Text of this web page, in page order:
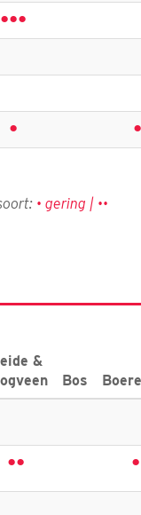
•••
• •
• gering | ••
&
Bos
••